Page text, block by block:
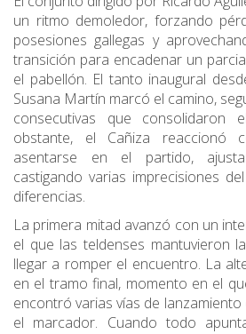
un ritmo demoledor, forzando
posesiones gallegas y
transición para encadenar un
el pabellón. El tanto inaugural
Susana Martín marcó el camino,
consecutivas que consolidaron
obstante, el Cañiza reaccionó
asentarse en el partido,
castigando varias imprecisiones
diferencias.
La primera mitad avanzó con un
el que las teldenses mantuvieron
llegar a romper el encuentro. La
en el tramo final, momento en el
encontró varias vías de
el marcador. Cuando todo